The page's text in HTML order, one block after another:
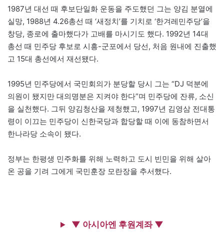
1987년 대선 때 후보단일화 운동을 주도했던 그는 양김 분열에
실망, 1988년 4.26총선 때 ‘새정치’를 기치로 ‘한겨레민주당’을
창당, 종로에 출마했다가 고배를 마시기도 했다. 1992년 14대
총선 때 민주당 후보로 시흥-군포에서 당선, 처음 원내에 진출했
고 15대 총선에서 재선됐다.
1995년 민주당에서 국민회의가 분당할 당시 그는 “DJ 덕분에
의원이 됐지만 대의명분은 지켜야 한다”며 민주당에 잔류, 소신
을 실천했다. 그뒤 양김청산을 제청했고, 1997년 김영삼 전대통
령이 이끄는 민주당이 신한국당과 합당할 때 이에 동참하면서
한나라당 소속이 됐다.
정부는 한평생 민주화를 위해 노력하고 도시 빈민을 위해 살아
온 공을 기려 그에게 국민훈장 모란장을 추서했다.
▼ 아시아엔 후원계좌 ▼